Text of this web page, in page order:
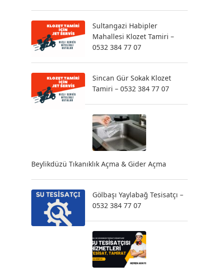
Sultangazi Habipler
Mahallesi Klozet Tamiri –
0532 384 77 07
Sincan Gür Sokak Klozet
Tamiri – 0532 384 77 07
Beylikdüzü Tıkanıklık Açma & Gider Açma
Gölbaşı Yaylabağ Tesisatçı –
0532 384 77 07